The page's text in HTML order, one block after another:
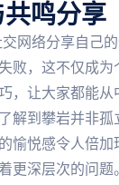
鸣分享
网络分享自己
败，这不仅成
，让大家都能从
解到攀岩并非
愉悦感令人倍
更深层次的问题。